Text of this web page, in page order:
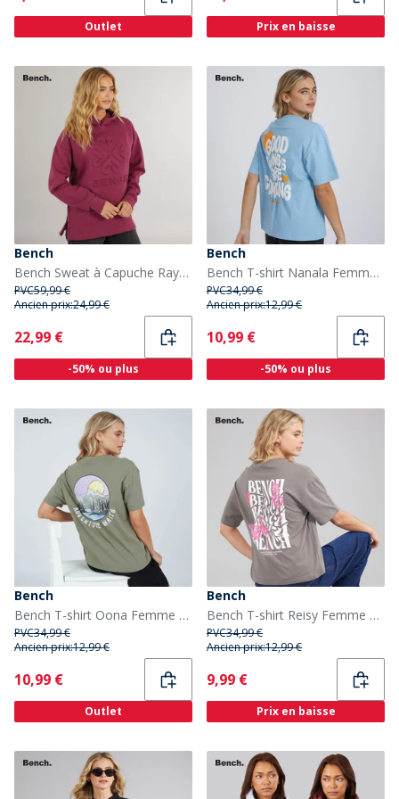
Outlet Prix en baisse
Bench
Bench Sweat à Capuche Rayra Femme Berry
PVC59,99 €
Ancien prix:24,99 €
Current
22,99 €
-50% ou plus
Bench
Bench T-shirt Nanala Femme Bleu vif
PVC34,99 €
Ancien prix:12,99 €
Current
10,99 €
-50% ou plus
Bench
Bench T-shirt Oona Femme kaki cendré
PVC34,99 €
Ancien prix:12,99 €
Current
10,99 €
Outlet
Bench
Bench T-shirt Reisy Femme Charcoal
PVC34,99 €
Ancien prix:12,99 €
Current
9,99 €
Prix en baisse